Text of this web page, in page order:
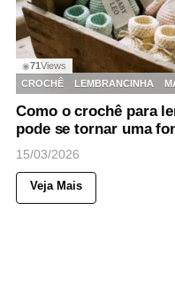
◉71 Views
CROCHÊ
LEMBRANCINHA
Como o crochê para
pode se tornar uma
15/03/2026
Veja Mais